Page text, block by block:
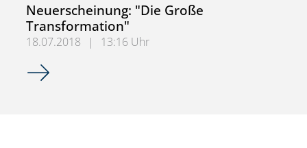
Neuerscheinung: "Die Große
Transformation"
18.07.2018 |
13:16 Uhr
Neuerscheinung: "Die Große Transformation"